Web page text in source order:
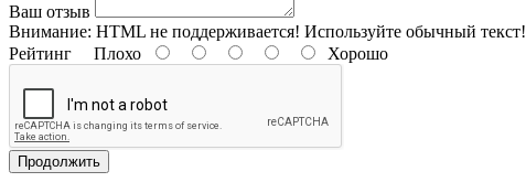
Ваш отзыв
Внимание: HTML не поддерживается! Используйте обычный текст!
Рейтинг Плохо Хорошо
Продолжить